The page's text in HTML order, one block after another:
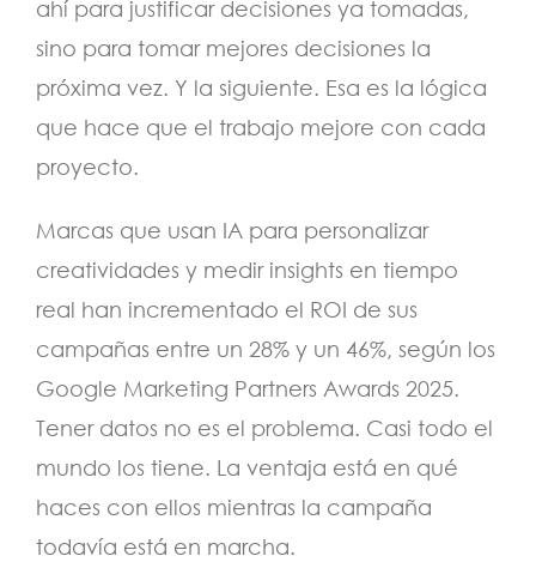
ahí para justificar decisiones ya tomadas,
sino para tomar mejores decisiones la
próxima vez. Y la siguiente. Esa es la lógica
que hace que el trabajo mejore con cada
proyecto.
Marcas que usan IA para personalizar
creatividades y medir insights en tiempo
real han incrementado el ROI de sus
campañas entre un 28% y un 46%, según los
Google Marketing Partners Awards 2025.
Tener datos no es el problema. Casi todo el
mundo los tiene. La ventaja está en qué
haces con ellos mientras la campaña
todavía está en marcha.